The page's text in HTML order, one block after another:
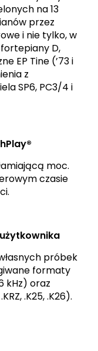
na 13
przez
i nie tylko, w
D,
EP Tine (’73 i
z
SP6, PC3/4 i
moc.
czasie
próbek
formaty
kHz) oraz
.K25, .K26).